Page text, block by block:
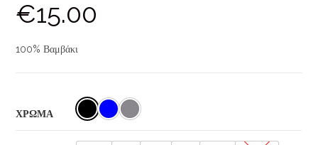
€15.00
100% Βαμβάκι
ΧΡΩΜΑ